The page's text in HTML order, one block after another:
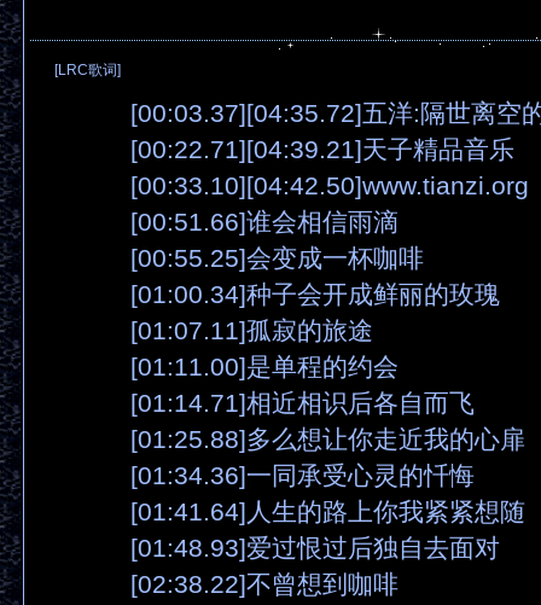
[LRC歌词]
[00:03.37][04:35.72]五洋:隔世离空
[00:22.71][04:39.21]天子精品音乐
[00:33.10][04:42.50]www.tianzi.org
[00:51.66]谁会相信雨滴
[00:55.25]会变成一杯咖啡
[01:00.34]种子会开成鲜丽的玫瑰
[01:07.11]孤寂的旅途
[01:11.00]是单程的约会
[01:14.71]相近相识后各自而飞
[01:25.88]多么想让你走近我的心扉
[01:34.36]一同承受心灵的忏悔
[01:41.64]人生的路上你我紧紧想随
[01:48.93]爱过恨过后独自去面对
[02:38.22]不曾想到咖啡